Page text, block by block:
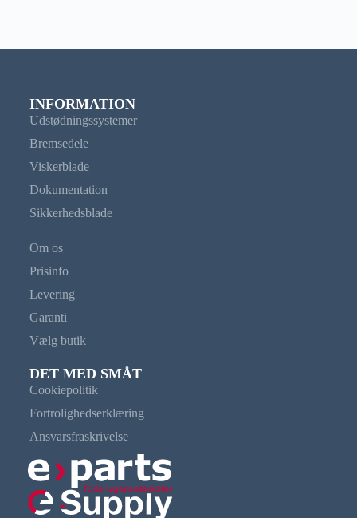
INFORMATION
Udstødningssystemer
Bremsedele
Viskerblade
Dokumentation
Sikkerhedsblade
Om os
Prisinfo
Levering
Garanti
Vælg butik
DET MED SMÅT
Cookiepolitik
Fortrolighedserklæring
Ansvarsfraskrivelse